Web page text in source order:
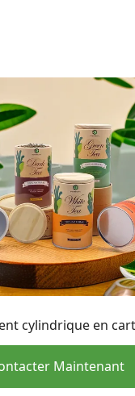
cylindrique en
alimentaire pour
vert en feuilles
Maintenant